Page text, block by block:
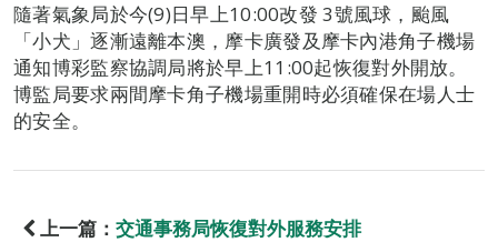
隨著氣象局於今(9)日早上10:00改發 3號風球，颱風
「小犬」逐漸遠離本澳，摩卡廣發及摩卡內港角子機場
通知博彩監察協調局將於早上11:00起恢復對外開放。
博監局要求兩間摩卡角子機場重開時必須確保在場人士
的安全。
上一篇： 交通事務局恢復對外服務安排